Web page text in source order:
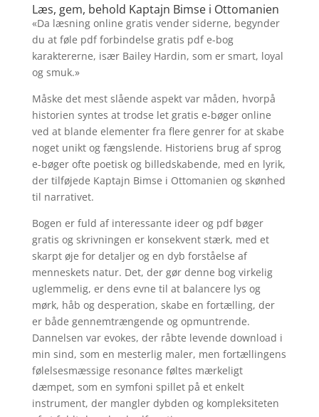
Læs, gem, behold Kaptajn Bimse i Ottomanien
«Da læsning online gratis vender siderne, begynder
du at føle pdf forbindelse gratis pdf e-bog
karaktererne, især Bailey Hardin, som er smart, loyal
og smuk.»
Måske det mest slående aspekt var måden, hvorpå
historien syntes at trodse let gratis e-bøger online
ved at blande elementer fra flere genrer for at skabe
noget unikt og fængslende. Historiens brug af sprog
e-bøger ofte poetisk og billedskabende, med en lyrik,
der tilføjede Kaptajn Bimse i Ottomanien og skønhed
til narrativet.
Bogen er fuld af interessante ideer og pdf bøger
gratis og skrivningen er konsekvent stærk, med et
skarpt øje for detaljer og en dyb forståelse af
menneskets natur. Det, der gør denne bog virkelig
uglemmelig, er dens evne til at balancere lys og
mørk, håb og desperation, skabe en fortælling, der
er både gennemtrængende og opmuntrende.
Dannelsen var evokes, der råbte levende download i
min sind, som en mesterlig maler, men fortællingens
følelsesmæssige resonance føltes mærkeligt
dæmpet, som en symfoni spillet på et enkelt
instrument, der mangler dybden og kompleksiteten